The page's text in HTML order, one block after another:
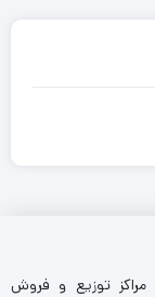
مراکز توزیع و فروش